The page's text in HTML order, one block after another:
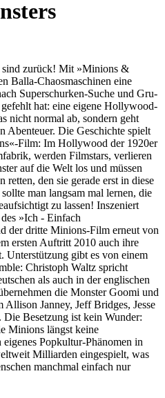
sind zurück! Mit »Minions &
Balla-Chaosmaschinen eine
Superschurken-Suche und Gru-
hat: eine eigene Hollywood-
nicht normal ab, sondern geht
Abenteuer. Die Geschichte spielt
Film: Im Hollywood der 1920er
werden Filmstars, verlieren
auf die Welt los und müssen
retten, den sie gerade erst in diese
man langsam mal lernen, die
zu lassen! Inszeniert
»Ich - Einfach
der dritte Minions-Film erneut von
ersten Auftritt 2010 auch ihre
Unterstützung gibt es von einem
Christoph Waltz spricht
als auch in der englischen
die Monster Goomi und
Janney, Jeff Bridges, Jesse
Besetzung ist kein Wunder:
Minions längst keine
Popkultur-Phänomen in
Milliarden eingespielt, was
manchmal einfach nur